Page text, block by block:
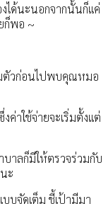
ได้นะนอกจากนั้นก็แค่
ก็พอ ~
มตัวก่อนไปพบคุณหมอ
ค่าใช้จ่ายจะเริ่มตั้งแต่
าลก็มีให้ตรวจร่วมกับ
ะ
บจัดเต็ม ชี้เป้ามีมา